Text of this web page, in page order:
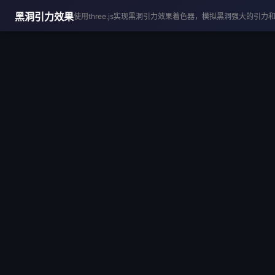
黑洞引力效果使用three.js实现黑洞引力效果着色器，模拟黑洞强大的引力